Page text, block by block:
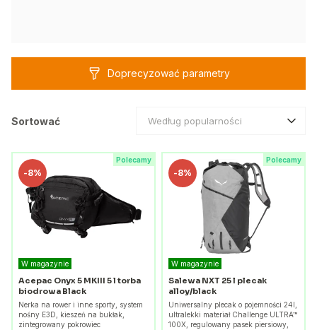
Doprecyzować parametry
Sortować Według popularności
Polecamy
-8%
W magazynie
Acepac Onyx 5 MKIII 5 l torba
biodrowa Black
Nerka na rower i inne sporty, system
nośny E3D, kieszeń na bukłak,
zintegrowany pokrowiec
Polecamy
-8%
W magazynie
Salewa NXT 25 l plecak
alloy/black
Uniwersalny plecak o pojemności 24l,
ultralekki materiał Challenge ULTRA™
100X, regulowany pasek piersiowy,